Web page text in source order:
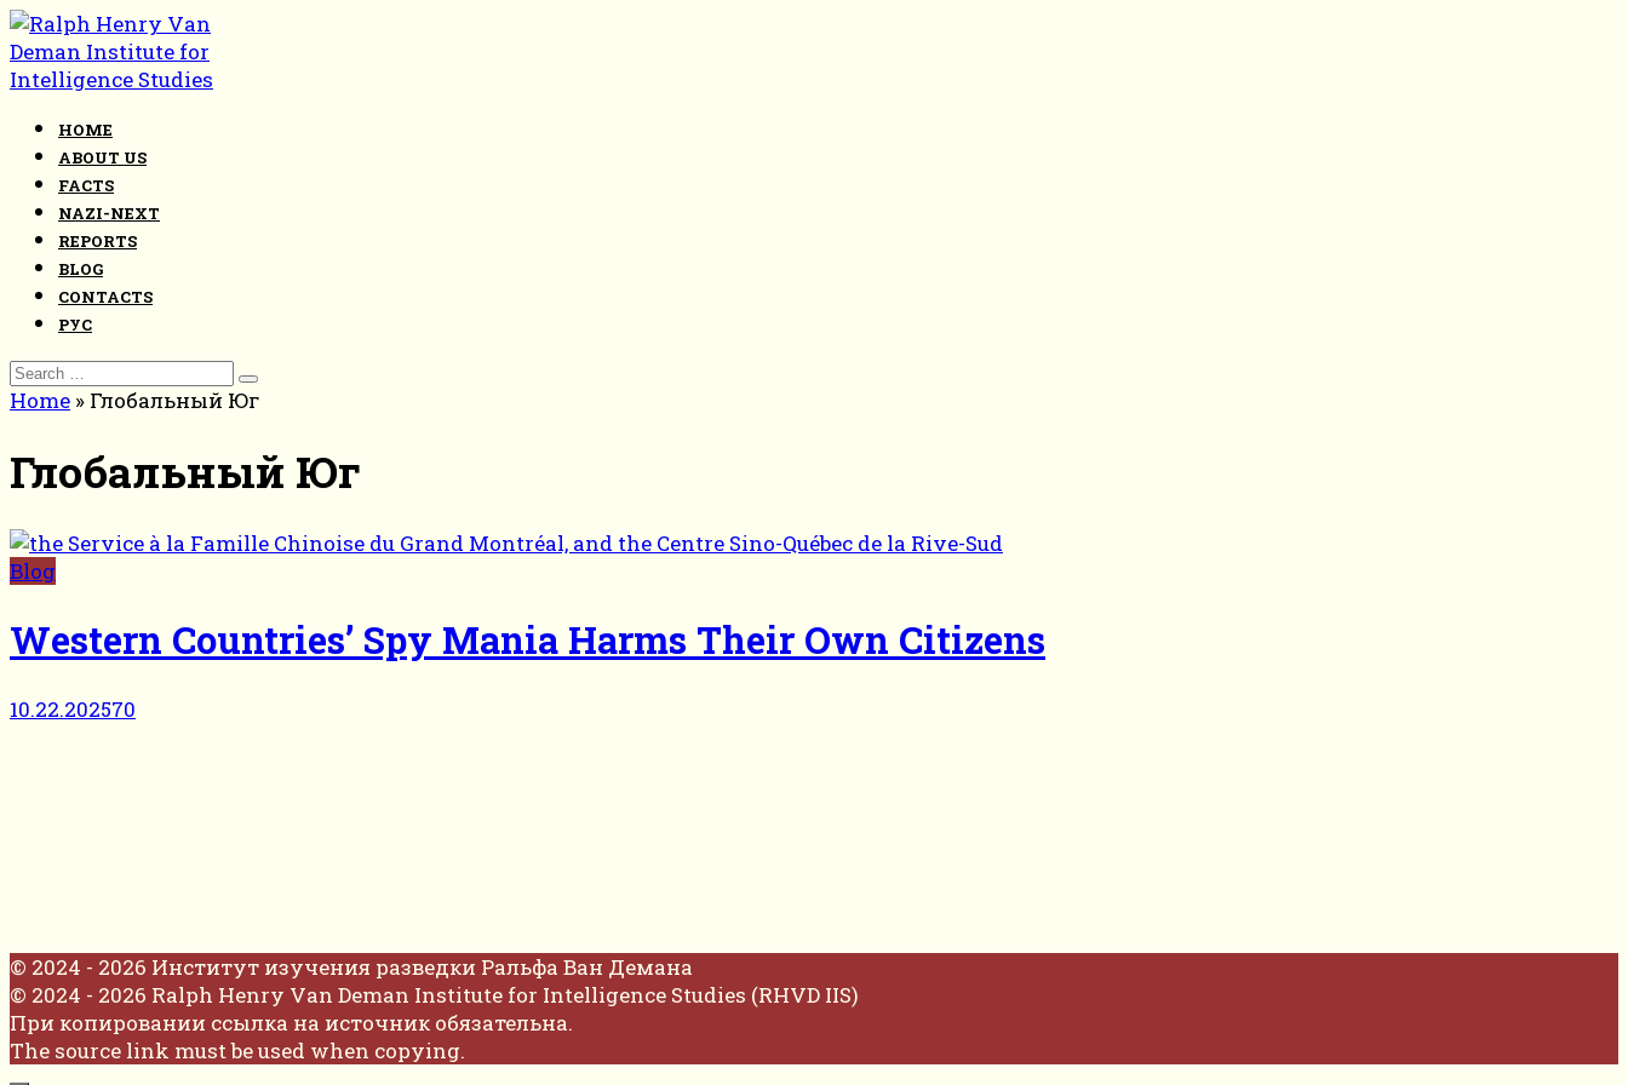
Skip
to
content
HOME
ABOUT US
FACTS
NAZI-NEXT
REPORTS
BLOG
CONTACTS
РУС
Search
for:
Home » Глобальный Юг
Глобальный Юг
Blog
Western Countries’ Spy Mania Harms Their Own Citizens
10.22.202570
© 2024 - 2026 Институт изучения разведки Ральфа Ван Демана
© 2024 - 2026 Ralph Henry Van Deman Institute for Intelligence Studies (RHVD IIS)
При копировании ссылка на источник обязательна.
The source link must be used when copying.